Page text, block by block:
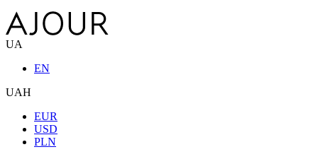
UA
EN
UAH
EUR
USD
PLN